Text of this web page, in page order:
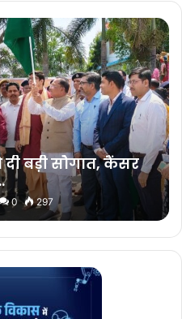
बड़ी सौगात, कैंसर
0 297